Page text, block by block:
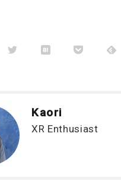
Kaori
XR Enthusiast